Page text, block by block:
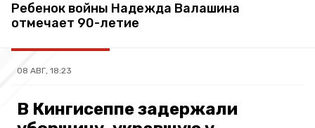
Ребенок войны Надежда Валашина
отмечает 90-летие
08 АВГ, 18:23
В Кингисеппе задержали